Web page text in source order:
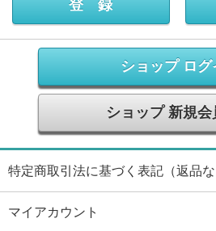
ショップ ログ
ショップ 新規
特定商取引法に基づく表記（返品な
マイアカウント